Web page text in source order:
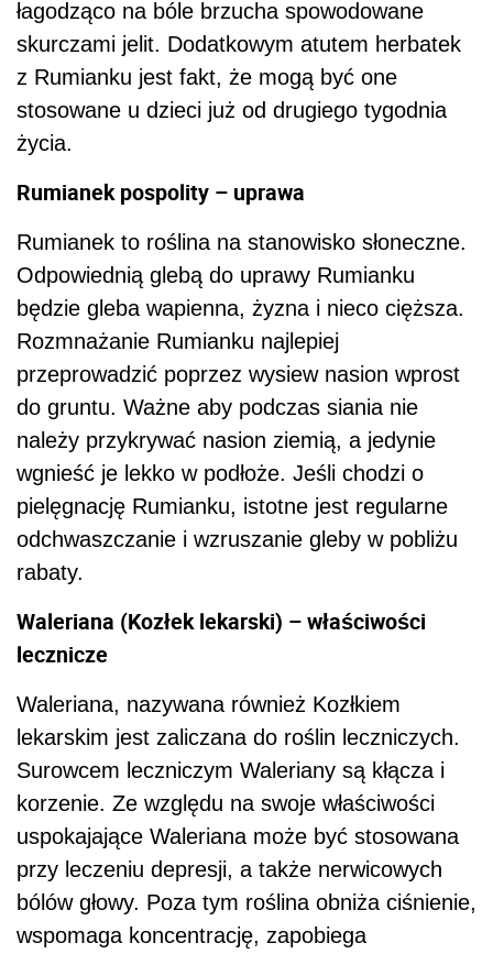
łagodząco na bóle brzucha spowodowane
skurczami jelit. Dodatkowym atutem herbatek
z Rumianku jest fakt, że mogą być one
stosowane u dzieci już od drugiego tygodnia
życia.
Rumianek pospolity – uprawa
Rumianek to roślina na stanowisko słoneczne.
Odpowiednią glebą do uprawy Rumianku
będzie gleba wapienna, żyzna i nieco cięższa.
Rozmnażanie Rumianku najlepiej
przeprowadzić poprzez wysiew nasion wprost
do gruntu. Ważne aby podczas siania nie
należy przykrywać nasion ziemią, a jedynie
wgnieść je lekko w podłoże. Jeśli chodzi o
pielęgnację Rumianku, istotne jest regularne
odchwaszczanie i wzruszanie gleby w pobliżu
rabaty.
Waleriana (Kozłek lekarski) – właściwości
lecznicze
Waleriana, nazywana również Kozłkiem
lekarskim jest zaliczana do roślin leczniczych.
Surowcem leczniczym Waleriany są kłącza i
korzenie. Ze względu na swoje właściwości
uspokajające Waleriana może być stosowana
przy leczeniu depresji, a także nerwicowych
bólów głowy. Poza tym roślina obniża ciśnienie,
wspomaga koncentrację, zapobiega